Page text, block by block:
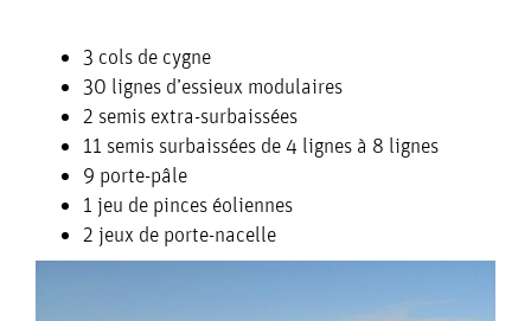
NOUS ?
MATÉRIEL
ENGAGEMENTS
SECTEURS
3 cols de cygne
30 lignes d’essieux modulaires
2 semis extra-surbaissées
11 semis surbaissées de 4 lignes à 8 lignes
9 porte-pâle
1 jeu de pinces éoliennes
2 jeux de porte-nacelle